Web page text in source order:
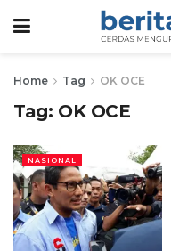
Home Tag OK OCE
Tag: OK OCE
NASIONAL